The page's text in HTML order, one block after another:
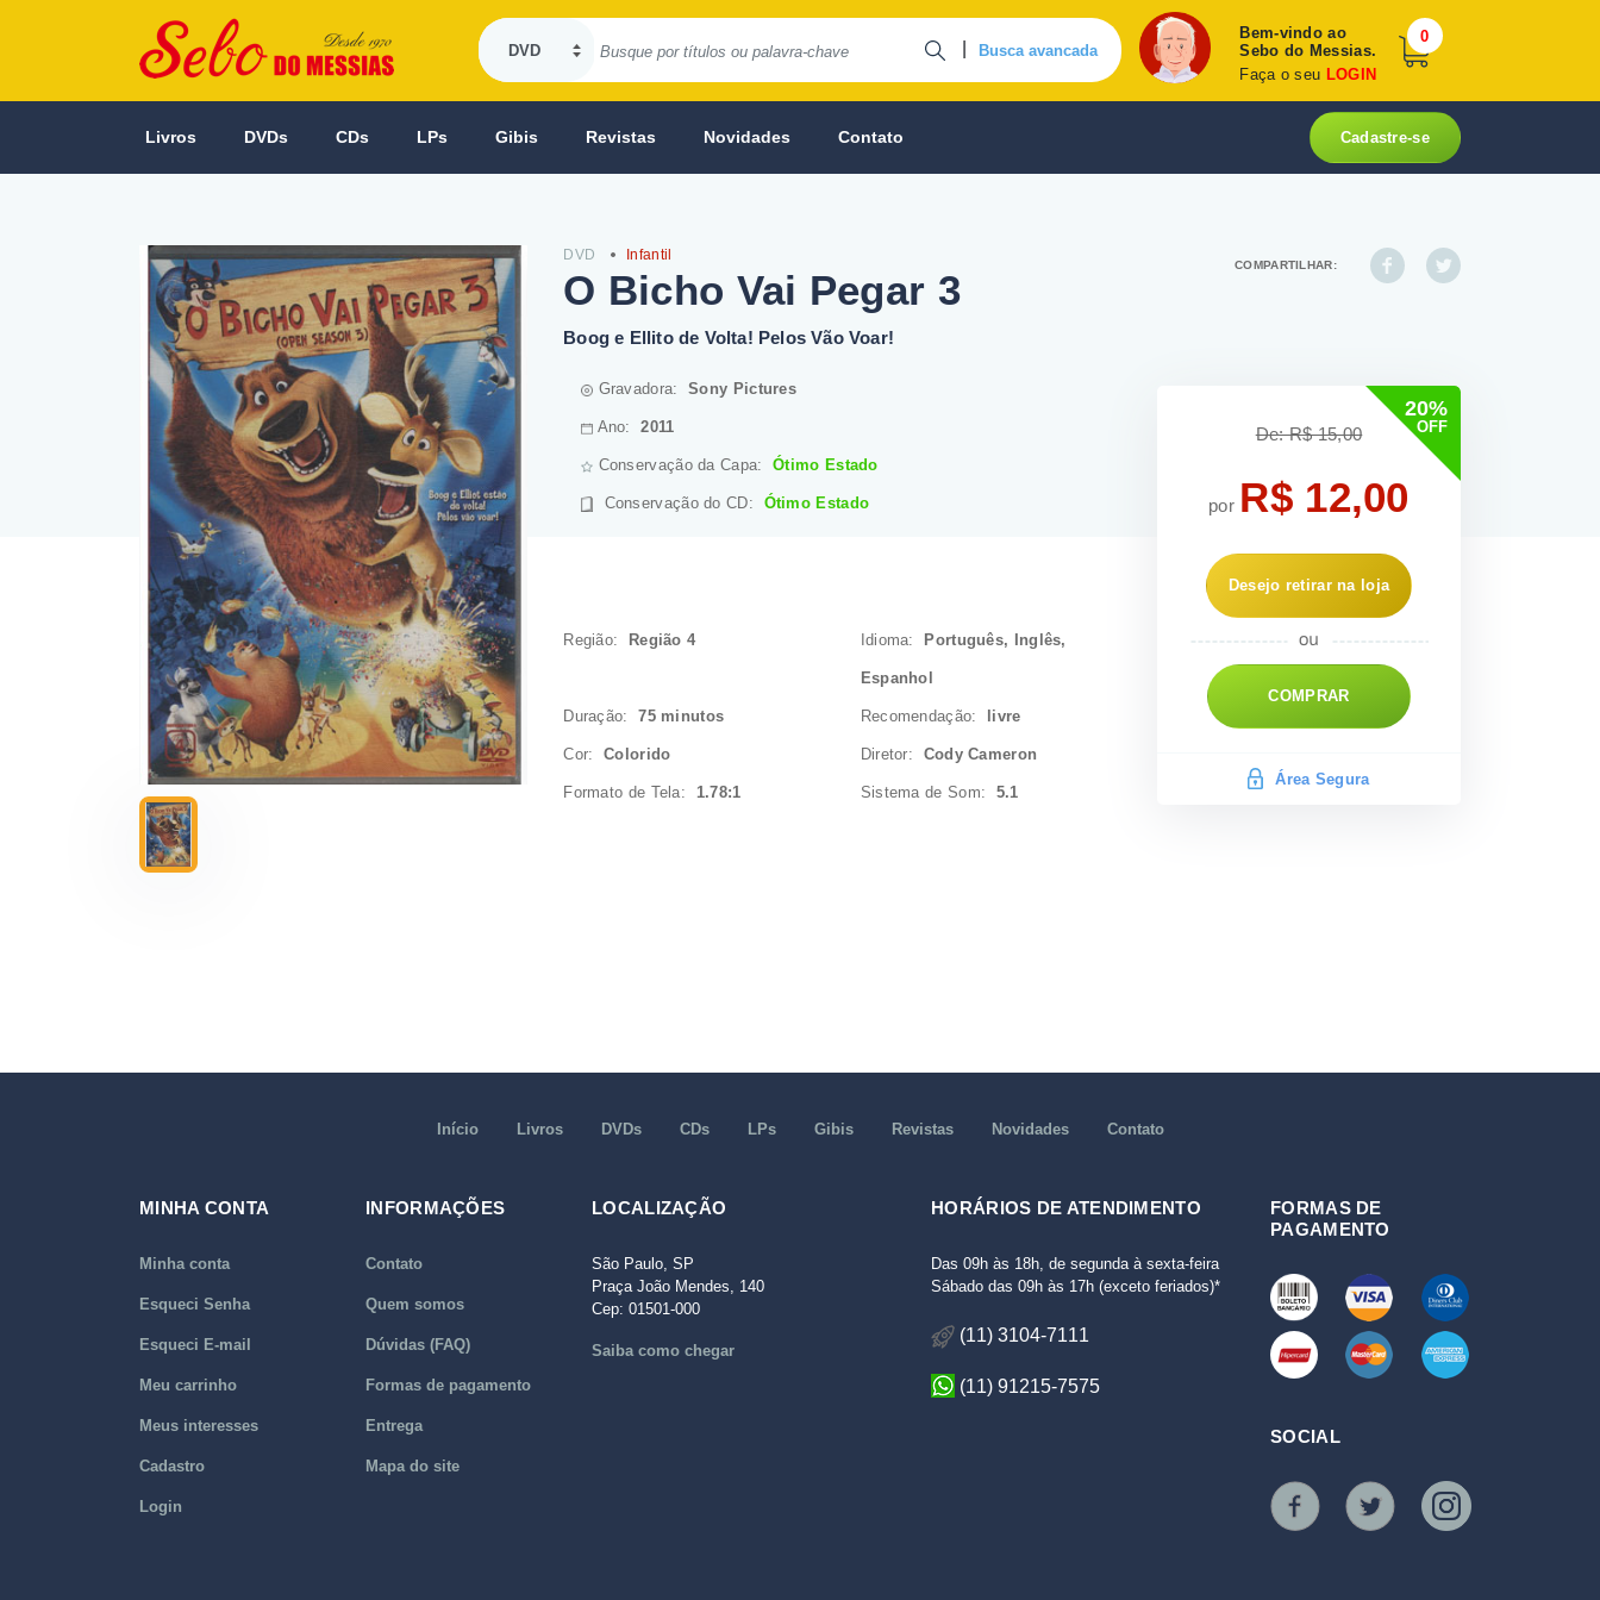
Busca avancada
Bem-vindo ao
Sebo do Messias.
Faça o seu LOGIN
0
Livros DVDs CDs LPs Gibis Revistas Novidades Contato Cadastre-se
DVD Infantil
O Bicho Vai Pegar 3
Boog e Ellito de Volta! Pelos Vão Voar!
Gravadora:Sony Pictures
Ano:2011
Conservação da Capa:Ótimo Estado
Conservação do CD: Ótimo Estado
Região: Região 4 Idioma: Português, Inglês,
Espanhol
Duração:75 minutos Recomendação: livre
Cor:Colorido Diretor: Cody Cameron
Formato de Tela: 1.78:1 Sistema de Som: 5.1
COMPARTILHAR:
20%
OFF
De: R$ 15,00
por R$ 12,00
Desejo retirar na loja
COMPRAR
Área Segura
Início Livros DVDs CDs LPs Gibis Revistas Novidades Contato
MINHA CONTA
Minha conta
Esqueci Senha
Esqueci E-mail
Meu carrinho
Meus interesses
Cadastro
Login
INFORMAÇÕES
Contato
Quem somos
Dúvidas (FAQ)
Formas de pagamento
Entrega
Mapa do site
LOCALIZAÇÃO
São Paulo, SP
Praça João Mendes, 140
Cep: 01501-000
Saiba como chegar
HORÁRIOS DE ATENDIMENTO
Das 09h às 18h, de segunda à sexta-feira
Sábado das 09h às 17h (exceto feriados)*
(11) 3104-7111
(11) 91215-7575
FORMAS DE
PAGAMENTO
SOCIAL